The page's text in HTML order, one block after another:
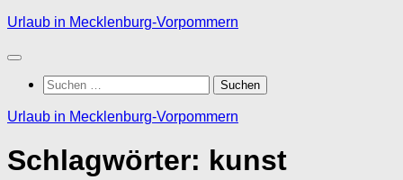
Zum
springen
Urlaub in Mecklenburg-Vorpommern
Suchen
nach:
Urlaub in Mecklenburg-Vorpommern
Schlagwörter: kunst